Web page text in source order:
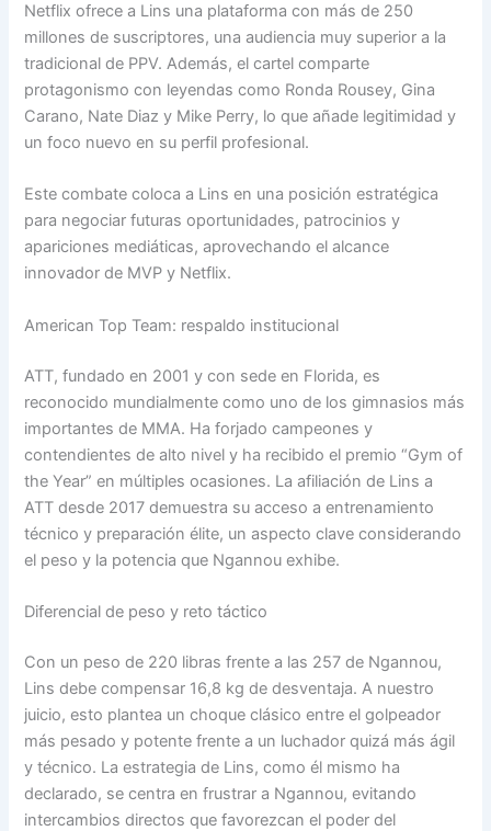
Netflix ofrece a Lins una plataforma con más de 250
millones de suscriptores, una audiencia muy superior a la
tradicional de PPV. Además, el cartel comparte
protagonismo con leyendas como Ronda Rousey, Gina
Carano, Nate Diaz y Mike Perry, lo que añade legitimidad y
un foco nuevo en su perfil profesional.
Este combate coloca a Lins en una posición estratégica
para negociar futuras oportunidades, patrocinios y
apariciones mediáticas, aprovechando el alcance
innovador de MVP y Netflix.
American Top Team: respaldo institucional
ATT, fundado en 2001 y con sede en Florida, es
reconocido mundialmente como uno de los gimnasios más
importantes de MMA. Ha forjado campeones y
contendientes de alto nivel y ha recibido el premio “Gym of
the Year” en múltiples ocasiones. La afiliación de Lins a
ATT desde 2017 demuestra su acceso a entrenamiento
técnico y preparación élite, un aspecto clave considerando
el peso y la potencia que Ngannou exhibe.
Diferencial de peso y reto táctico
Con un peso de 220 libras frente a las 257 de Ngannou,
Lins debe compensar 16,8 kg de desventaja. A nuestro
juicio, esto plantea un choque clásico entre el golpeador
más pesado y potente frente a un luchador quizá más ágil
y técnico. La estrategia de Lins, como él mismo ha
declarado, se centra en frustrar a Ngannou, evitando
intercambios directos que favorezcan el poder del